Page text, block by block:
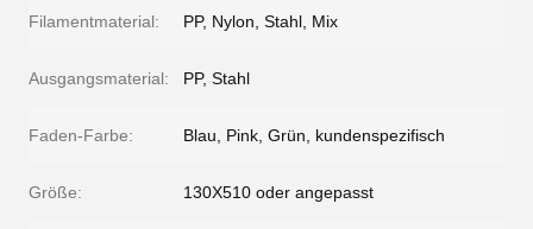
Filamentmaterial: PP, Nylon, Stahl, Mix
Ausgangsmaterial: PP, Stahl
Faden-Farbe: Blau, Pink, Grün, kundenspezifisch
Größe: 130X510 oder angepasst